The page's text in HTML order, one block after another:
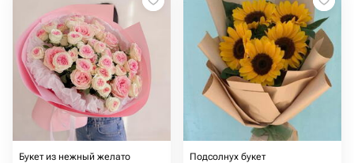
Букет из нежный желато Подсолнух букет